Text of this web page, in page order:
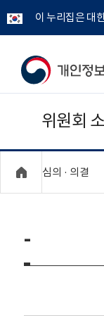
이 누리집은 대
개
보
보
위
위원회
심의 · 의결
-